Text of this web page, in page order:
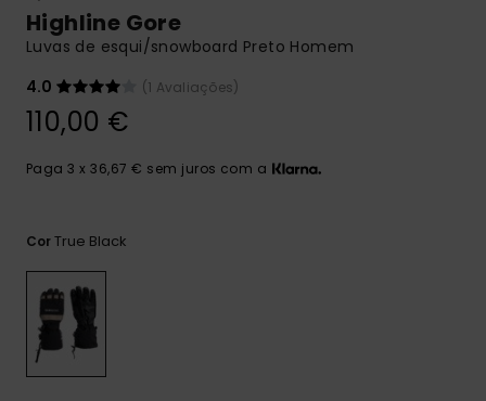
Encontra
respostas
perguntas
formulário de
Highline Gore
Luvas de esqui/snowboard Preto Homem
4.0
(1 Avaliações)
110,00 €
Paga 3 x 36,67 € sem juros com a
CorTrue Black